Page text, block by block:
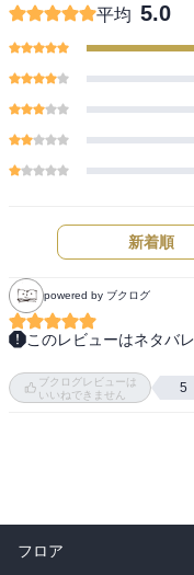
平均 5.0
新着順
powered by ブクログ
このレビューはネタバ
マリさんの思いがガンガ
最終巻なのが残念。もっと
単なるタイムスリップマ
人達が登場！
ブクログレビューは
いいねできません
5
フロア